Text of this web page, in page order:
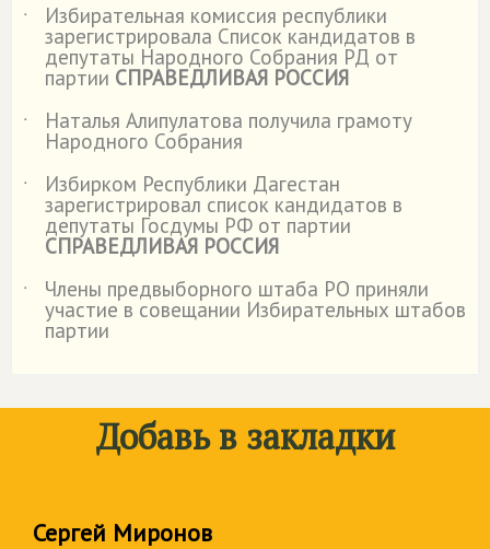
˙
Избирательная комиссия республики
зарегистрировала Список кандидатов в
депутаты Народного Собрания РД от
партии СПРАВЕДЛИВАЯ РОССИЯ
˙
Наталья Алипулатова получила грамоту
Народного Собрания
˙
Избирком Республики Дагестан
зарегистрировал список кандидатов в
депутаты Госдумы РФ от партии
СПРАВЕДЛИВАЯ РОССИЯ
˙
Члены предвыборного штаба РО приняли
участие в совещании Избирательных штабов
партии
Добавь в закладки
Сергей Миронов